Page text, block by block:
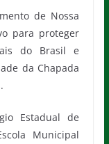
de Nossa
para proteger
do Brasil e
da Chapada
Estadual de
Municipal